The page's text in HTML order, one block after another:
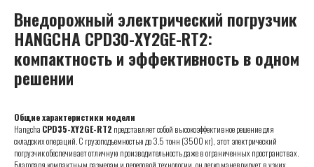
Внедорожный электрический погрузчик
HANGCHA CPD30-XY2GE-RT2:
компактность и эффективность в одном
решении
Общие характеристики модели
Hangcha CPD35-XY2GE-RT2 представляет собой высокоэффективное решение для
складских операций. С грузоподъемностью до 3.5 тонн (3500 кг), этот электрический
погрузчик обеспечивает отличную производительность даже в ограниченных пространствах.
Благодаря компактным размерам и передовой технологии, он легко маневрирует в узких